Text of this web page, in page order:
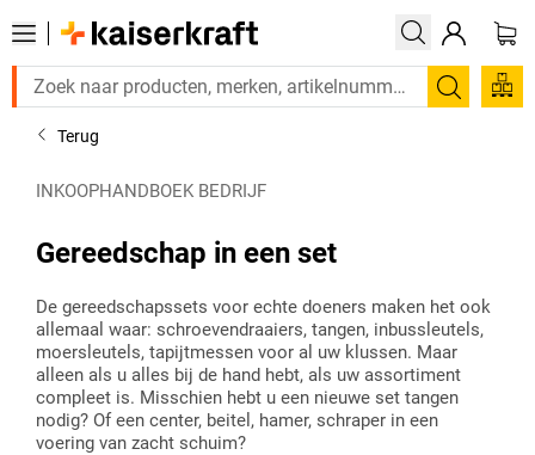
Zoeken
Terug
INKOOPHANDBOEK BEDRIJF
Gereedschap in een set
De gereedschapssets voor echte doeners maken het ook
allemaal waar: schroevendraaiers, tangen, inbussleutels,
moersleutels, tapijtmessen voor al uw klussen. Maar
alleen als u alles bij de hand hebt, als uw assortiment
compleet is. Misschien hebt u een nieuwe set tangen
nodig? Of een center, beitel, hamer, schraper in een
voering van zacht schuim?